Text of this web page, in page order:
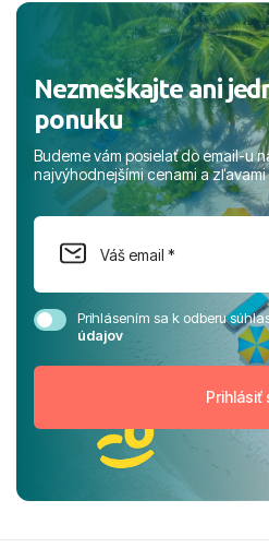
Nezmeškajte ani
ponuku
Budeme vám posielať do email-u
najvýhodnejšími cenami a zľavami
Prihlásením sa k odberu
údajov